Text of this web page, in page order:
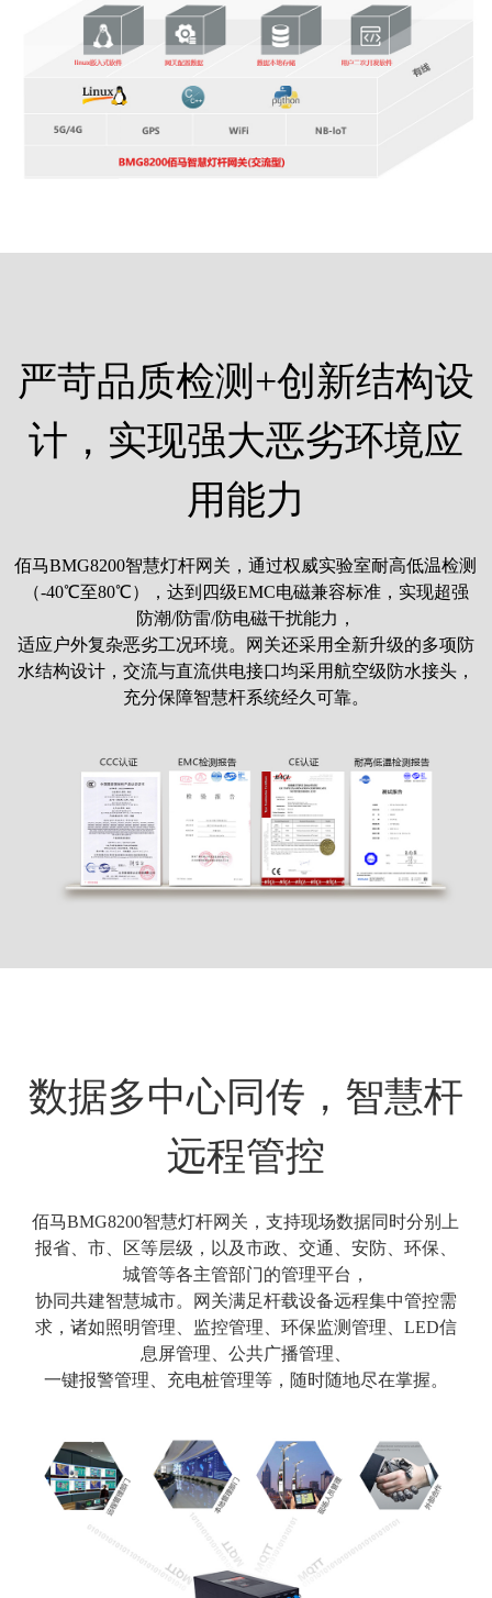
严苛品质检测+创新结构设
计，实现强大恶劣环境应
用能力
佰马BMG8200智慧灯杆网关，通过权威实验室耐高低温检测
（-40℃至80℃），达到四级EMC电磁兼容标准，实现超强
防潮/防雷/防电磁干扰能力，
适应户外复杂恶劣工况环境。网关还采用全新升级的多项防
水结构设计，交流与直流供电接口均采用航空级防水接头，
充分保障智慧杆系统经久可靠。
数据多中心同传，智慧杆
远程管控
佰马BMG8200智慧灯杆网关，支持现场数据同时分别上
报省、市、区等层级，以及市政、交通、安防、环保、
城管等各主管部门的管理平台，
协同共建智慧城市。网关满足杆载设备远程集中管控需
求，诸如照明管理、监控管理、环保监测管理、LED信
息屏管理、公共广播管理、
一键报警管理、 充电桩管理等，随时随地尽在掌握。